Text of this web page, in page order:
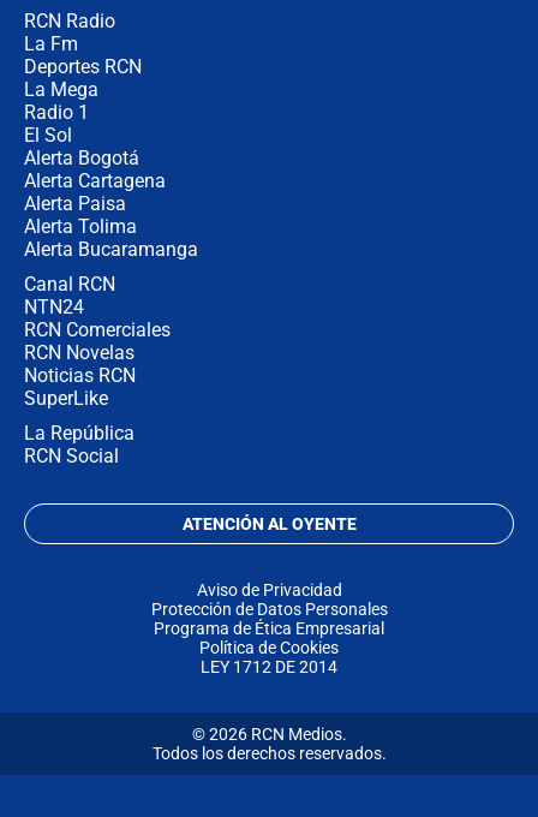
RCN Radio
La Fm
Deportes RCN
La Mega
Radio 1
El Sol
Alerta Bogotá
Alerta Cartagena
Alerta Paisa
Alerta Tolima
Alerta Bucaramanga
Canal RCN
NTN24
RCN Comerciales
RCN Novelas
Noticias RCN
SuperLike
La República
RCN Social
ATENCIÓN AL OYENTE
Aviso de Privacidad
Protección de Datos Personales
Programa de Ética Empresarial
Política de Cookies
LEY 1712 DE 2014
© 2026 RCN Medios.
Todos los derechos reservados.